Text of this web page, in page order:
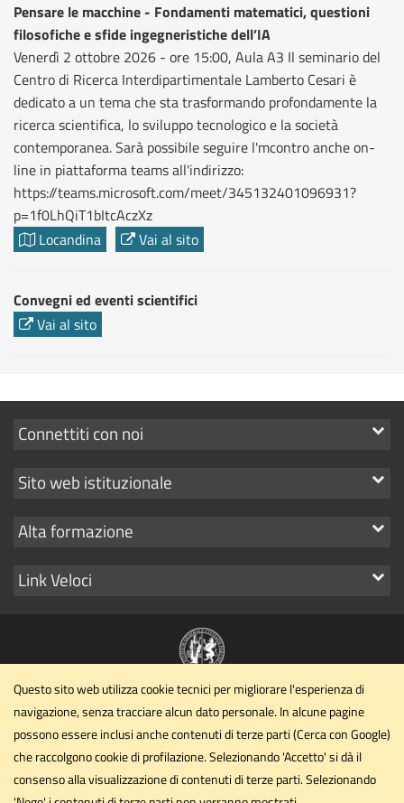
Pensare le macchine - Fondamenti matematici, questioni
filosofiche e sfide ingegneristiche dell’IA
Venerdì 2 ottobre 2026 - ore 15:00, Aula A3 Il seminario del
Centro di Ricerca Interdipartimentale Lamberto Cesari è
dedicato a un tema che sta trasformando profondamente la
ricerca scientifica, lo sviluppo tecnologico e la società
contemporanea. Sarà possibile seguire l'mcontro anche on-
line in piattaforma teams all'indirizzo:
https://teams.microsoft.com/meet/345132401096931?
p=1f0LhQiT1bItcAczXz
Locandina
Vai al sito
Convegni ed eventi scientifici
Vai al sito
Mostra
link
Connettiti con noi
Mostra
link
Sito web istituzionale
Mostra
link
Alta formazione
Mostra
Link Veloci
Dipartimento di Matematica e Informatica
Università degli Studi di Perugia
via Vanvitelli, 1 06123 Perugia
Email
dipartimento.dmi@unipg.it
Questo sito web utilizza cookie tecnici per migliorare l'esperienza di
navigazione, senza tracciare alcun dato personale. In alcune pagine
possono essere inclusi anche contenuti di terze parti (Cerca con Google)
che raccolgono cookie di profilazione. Selezionando 'Accetto' si dà il
consenso alla visualizzazione di contenuti di terze parti. Selezionando